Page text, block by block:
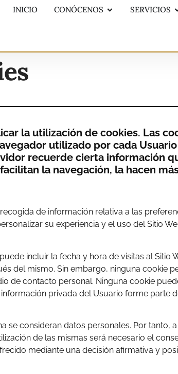
INICIO CONÓCENOS SERVICIOS
la utilización de cookies. Las
utilizado por cada
recuerde cierta información
la navegación, la hacen
de información relativa a las
su experiencia y el uso del Sitio
incluir la fecha y hora de visitas al Sitio
del mismo. Sin embargo, ninguna cookie
de contacto personal. Ninguna cookie
privada del Usuario forme parte
se consideran datos personales. Por tanto,
de las mismas será necesario el
mediante una decisión afirmativa y